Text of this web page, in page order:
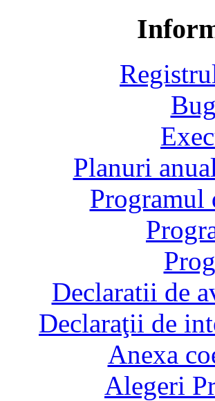
Planuri
Declaratii de
Declaraţii de
Anexa
Alegeri